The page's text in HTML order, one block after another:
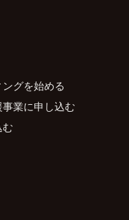
グを始める
業に申し込む